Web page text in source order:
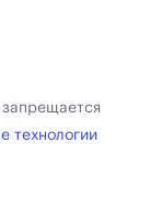
технологии